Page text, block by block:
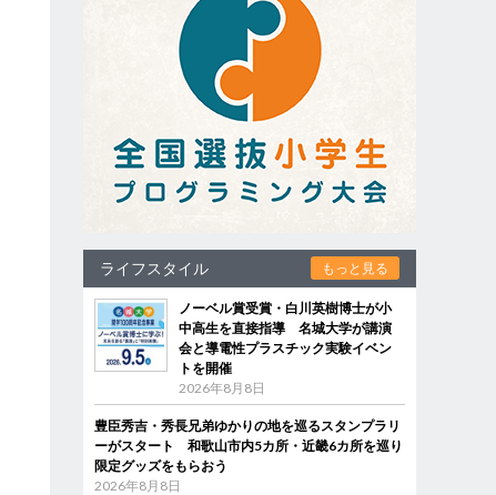
ライフスタイル もっと見る
ノーベル賞受賞・白川英樹博士が小
中高生を直接指導 名城大学が講演
会と導電性プラスチック実験イベン
トを開催
2026年8月8日
豊臣秀吉・秀長兄弟ゆかりの地を巡るスタンプラリ
ーがスタート 和歌山市内5カ所・近畿6カ所を巡り
限定グッズをもらおう
2026年8月8日